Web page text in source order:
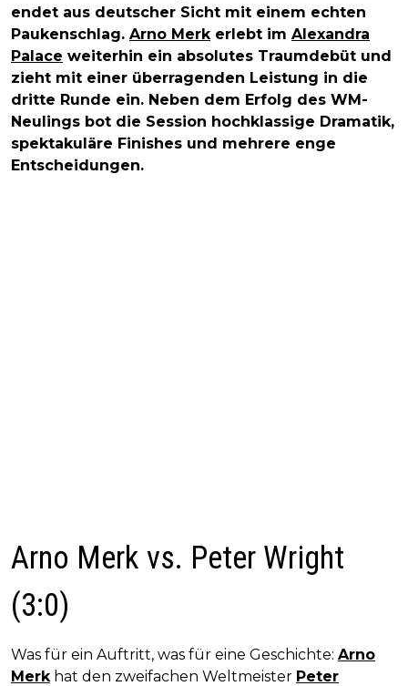
endet aus deutscher Sicht mit einem echten
Paukenschlag. Arno Merkerlebt im Alexandra
Palace weiterhin ein absolutes Traumdebüt und
zieht mit einer überragenden Leistung in die
dritte Runde ein. Neben dem Erfolg des WM-
Neulings bot die Session hochklassige Dramatik,
spektakuläre Finishes und mehrere enge
Entscheidungen.
Arno Merk vs. Peter Wright
(3:0)
Was für ein Auftritt, was für eine Geschichte: Arno
Merkhat den zweifachen Weltmeister Peter